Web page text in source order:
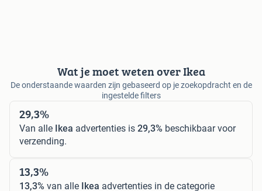
Wat je moet weten over Ikea
De onderstaande waarden zijn gebaseerd op je zoekopdracht en de
ingestelde filters
29,3%
Van alle Ikea advertenties is 29,3% beschikbaar voor
verzending.
13,3%
13,3% van alle Ikea advertenties in de categorie